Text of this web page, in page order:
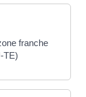
franche
TE)